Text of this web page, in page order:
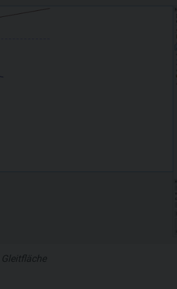
Gleitfläche